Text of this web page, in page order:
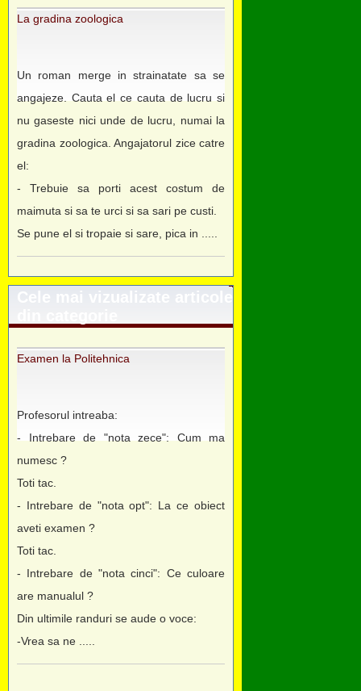
La gradina zoologica
Un roman merge in strainatate sa se
angajeze. Cauta el ce cauta de lucru si
nu gaseste nici unde de lucru, numai la
gradina zoologica. Angajatorul zice catre
el:
- Trebuie sa porti acest costum de
maimuta si sa te urci si sa sari pe custi.
Se pune el si tropaie si sare, pica in .....
Cele mai vizualizate articole
Examen la Politehnica
Profesorul intreaba:
- Intrebare de "nota zece": Cum ma
numesc ?
Toti tac.
- Intrebare de "nota opt": La ce obiect
aveti examen ?
Toti tac.
- Intrebare de "nota cinci": Ce culoare
are manualul ?
Din ultimile randuri se aude o voce:
-Vrea sa ne .....